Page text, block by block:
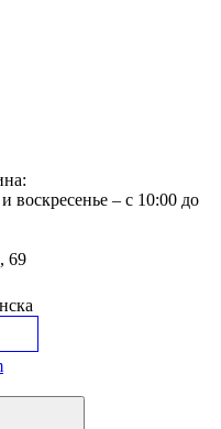
воскресенье – с 10:00 до
69